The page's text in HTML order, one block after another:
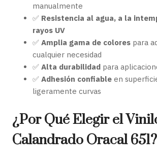
manualmente
✅ Resistencia al agua, a la
rayos UV
✅ Amplia gama de colores para
cualquier necesidad
✅ Alta durabilidad para
✅ Adhesión confiable en
ligeramente curvas
¿Por Qué Elegir el
Calandrado Oracal 651?